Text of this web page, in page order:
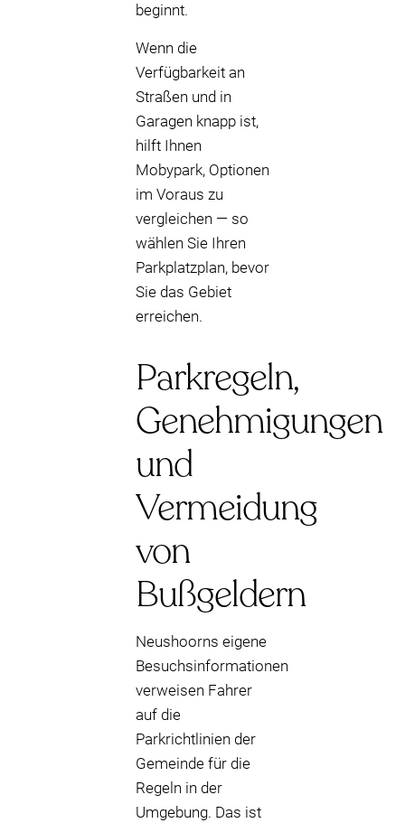
beginnt.
Wenn die
Verfügbarkeit an
Straßen und in
Garagen knapp ist,
hilft Ihnen
Mobypark, Optionen
im Voraus zu
vergleichen — so
wählen Sie Ihren
Parkplatzplan, bevor
Sie das Gebiet
erreichen.
Parkregeln,
Genehmigungen
und
Vermeidung
von
Bußgeldern
Neushoorns eigene
Besuchsinformationen
verweisen Fahrer
auf die
Parkrichtlinien der
Gemeinde für die
Regeln in der
Umgebung. Das ist